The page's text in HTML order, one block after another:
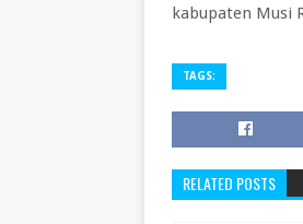
kabupaten Musi
TAGS:
RELATED POSTS